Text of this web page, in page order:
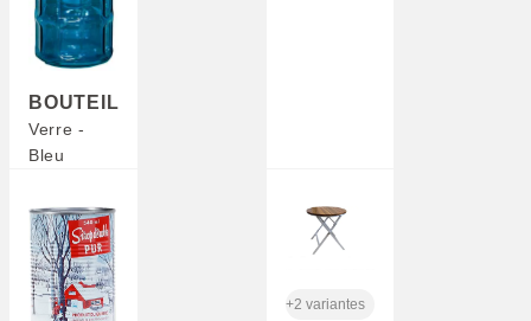
BOUTEILLE
Verre -
Bleu
+2 variantes